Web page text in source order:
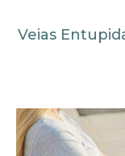
Veias